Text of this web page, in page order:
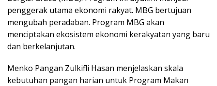
penggerak utama ekonomi rakyat. MBG bertujuan
mengubah peradaban. Program MBG akan
menciptakan ekosistem ekonomi kerakyatan yang baru
dan berkelanjutan.
Menko Pangan Zulkifli Hasan menjelaskan skala
kebutuhan pangan harian untuk Program Makan